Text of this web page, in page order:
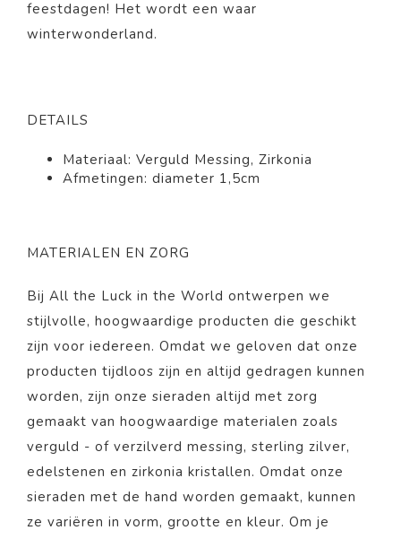
feestdagen! Het wordt een waar
winterwonderland.
DETAILS
Materiaal: Verguld Messing, Zirkonia
Afmetingen: diameter 1,5cm
MATERIALEN EN ZORG
Bij All the Luck in the World ontwerpen we
stijlvolle, hoogwaardige producten die geschikt
zijn voor iedereen. Omdat we geloven dat onze
producten tijdloos zijn en altijd gedragen kunnen
worden, zijn onze sieraden altijd met zorg
gemaakt van hoogwaardige materialen zoals
verguld - of verzilverd messing, sterling zilver,
edelstenen en zirkonia kristallen. Omdat onze
sieraden met de hand worden gemaakt, kunnen
ze variëren in vorm, grootte en kleur. Om je